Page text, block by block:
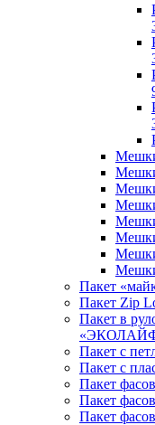
Пакет
Пакет Zip
Пакет в
Пакет с
Пакет с
Пакет
Пакет
Пакет